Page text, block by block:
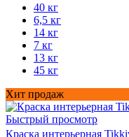
40 кг
6,5 кг
14 кг
7 кг
13 кг
45 кг
Хит продаж
Быстрый просмотр
Краска интерьерная